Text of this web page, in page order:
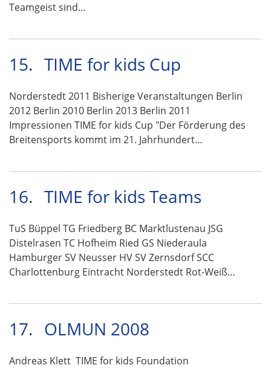
Teamgeist sind…
15. TIME for kids Cup
Norderstedt 2011 Bisherige Veranstaltungen Berlin
2012 Berlin 2010 Berlin 2013 Berlin 2011
Impressionen TIME for kids Cup "Der Förderung des
Breitensports kommt im 21. Jahrhundert…
16. TIME for kids Teams
TuS Büppel TG Friedberg BC Marktlustenau JSG
Distelrasen TC Hofheim Ried GS Niederaula
Hamburger SV Neusser HV SV Zernsdorf SCC
Charlottenburg Eintracht Norderstedt Rot-Weiß…
17. OLMUN 2008
Andreas Klett TIME for kids Foundation